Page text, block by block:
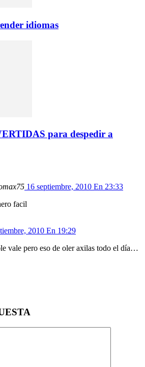
idiomas
para despedir a
16 septiembre, 2010 En 23:33
facil
2010 En 19:29
vale pero eso de oler axilas todo el día…